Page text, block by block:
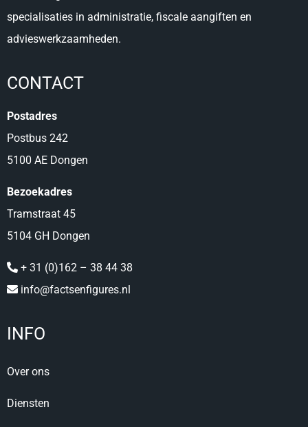
specialisaties in administratie, fiscale aangiften en
advieswerkzaamheden.
CONTACT
Postadres
Postbus 242
5100 AE Dongen
Bezoekadres
Tramstraat 45
5104 GH Dongen
+ 31 (0)162 – 38 44 38
info@factsenfigures.nl
INFO
Over ons
Diensten